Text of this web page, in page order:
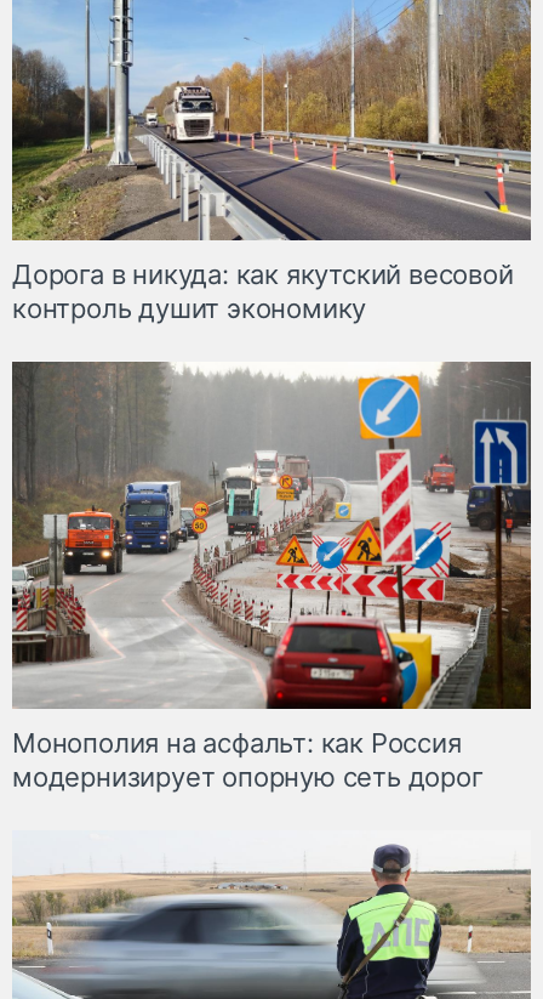
Дорога в никуда: как якутский весовой
контроль душит экономику
Монополия на асфальт: как Россия
модернизирует опорную сеть дорог